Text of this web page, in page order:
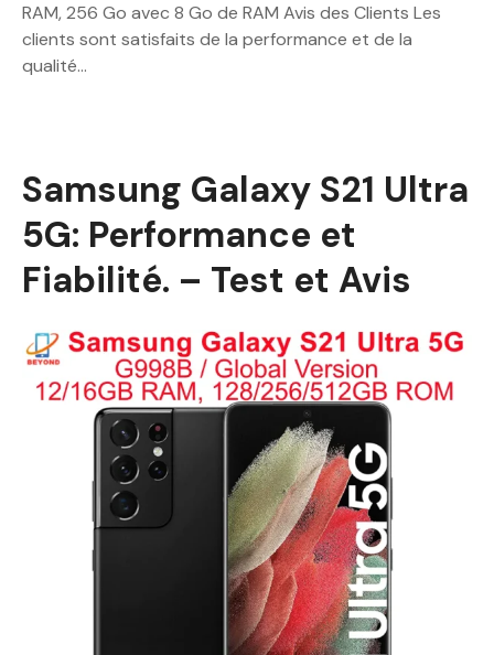
RAM, 256 Go avec 8 Go de RAM Avis des Clients Les
clients sont satisfaits de la performance et de la
qualité…
Samsung Galaxy S21 Ultra
5G: Performance et
Fiabilité. – Test et Avis